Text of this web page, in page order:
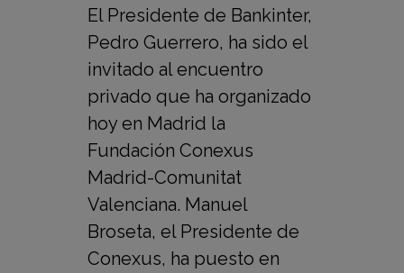
El Presidente de Bankinter,
Pedro Guerrero, ha sido el
invitado al encuentro
privado que ha organizado
hoy en Madrid la
Fundación Conexus
Madrid-Comunitat
Valenciana. Manuel
Broseta, el Presidente de
Conexus, ha puesto en